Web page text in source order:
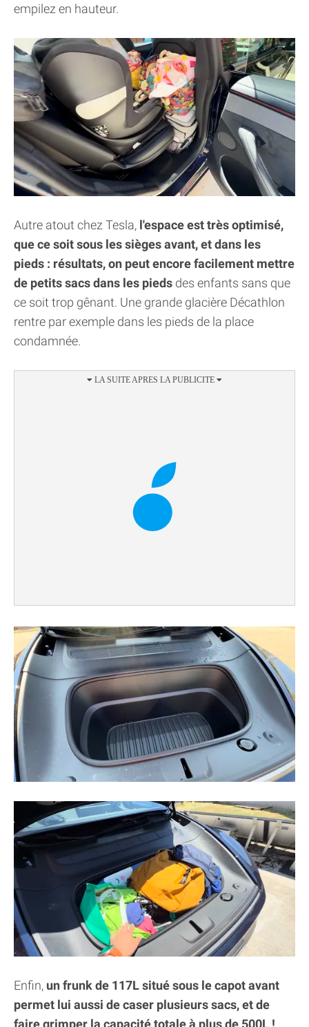
empilez en hauteur.
Autre atout chez Tesla, l'espace est très optimisé,
que ce soit sous les sièges avant, et dans les
pieds : résultats, on peut encore facilement mettre
de petits sacs dans les pieds des enfants sans que
ce soit trop gênant. Une grande glacière Décathlon
rentre par exemple dans les pieds de la place
condamnée.
Enfin, un frunk de 117L situé sous le capot avant
permet lui aussi de caser plusieurs sacs, et de